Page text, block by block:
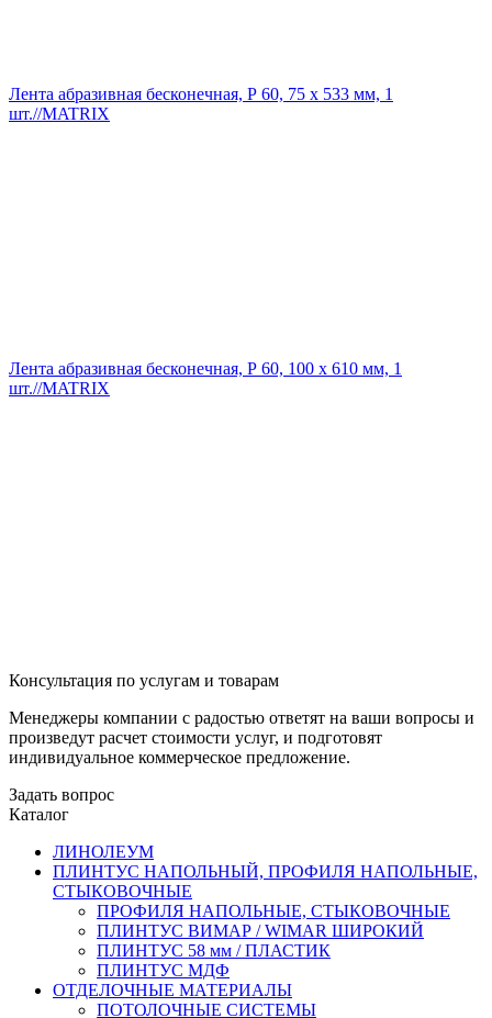
Лента абразивная бесконечная, Р 60, 75 х 533 мм, 1
шт.//MATRIX
Лента абразивная бесконечная, Р 60, 100 х 610 мм, 1
шт.//MATRIX
Консультация по услугам и товарам
Менеджеры компании с радостью ответят на ваши вопросы и
произведут расчет стоимости услуг, и подготовят
индивидуальное коммерческое предложение.
Задать вопрос
Каталог
ЛИНОЛЕУМ
ПЛИНТУС НАПОЛЬНЫЙ, ПРОФИЛЯ НАПОЛЬНЫЕ,
СТЫКОВОЧНЫЕ
ПРОФИЛЯ НАПОЛЬНЫЕ, СТЫКОВОЧНЫЕ
ПЛИНТУС ВИМАР / WIMAR ШИРОКИЙ
ПЛИНТУС 58 мм / ПЛАСТИК
ПЛИНТУС МДФ
ОТДЕЛОЧНЫЕ МАТЕРИАЛЫ
ПОТОЛОЧНЫЕ СИСТЕМЫ